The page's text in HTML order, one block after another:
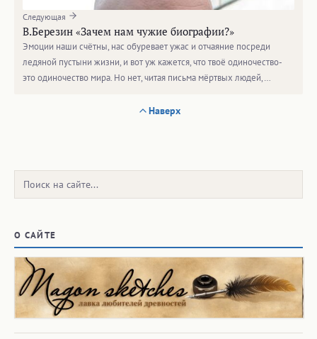
Следующая
В.Березин «Зачем нам чужие биографии?»
Эмоции наши счётны, нас обуревает ужас и отчаяние посреди
ледяной пустыни жизни, и вот уж кажется, что твоё одиночество-
это одиночество мира. Но нет, читая письма мёртвых людей,…
Наверх
Поиск:
О САЙТЕ